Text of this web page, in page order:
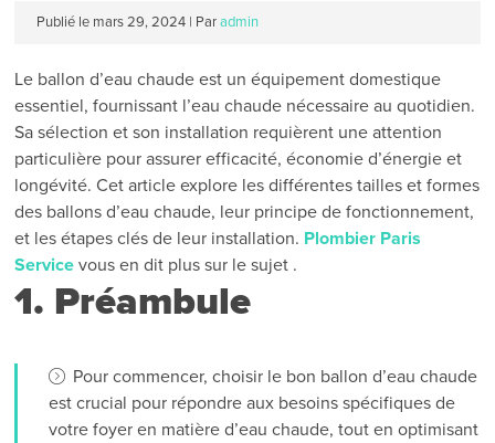
Publié le mars 29, 2024 | Par admin
Le ballon d’eau chaude est un équipement domestique
essentiel, fournissant l’eau chaude nécessaire au quotidien.
Sa sélection et son installation requièrent une attention
particulière pour assurer efficacité, économie d’énergie et
longévité. Cet article explore les différentes tailles et formes
des ballons d’eau chaude, leur principe de fonctionnement,
et les étapes clés de leur installation. Plombier Paris
Service vous en dit plus sur le sujet .
1. Préambule
Pour commencer, choisir le bon ballon d’eau chaude
est crucial pour répondre aux besoins spécifiques de
votre foyer en matière d’eau chaude, tout en optimisant